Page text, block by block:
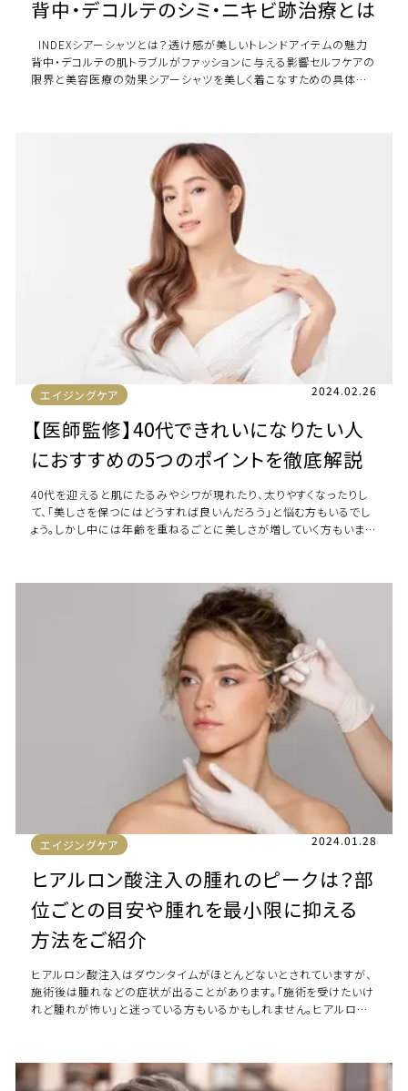
背中・デコルテのシミ・ニキビ跡治療とは
INDEXシアーシャツとは？透け感が美しいトレンドアイテムの魅力
背中・デコルテの肌トラブルがファッションに与える影響セルフケアの
限界と美容医療の効果シアーシャツを美しく着こなすための具体的
エイジングケア 2024.02.26
【医師監修】40代できれいになりたい人
におすすめの5つのポイントを徹底解説
40代を迎えると肌にたるみやシワが現れたり、太りやすくなったりし
て、「美しさを保つにはどうすれば良いんだろう」と悩む方もいるでし
ょう。しかし中には年齢を重ねるごとに美しさが増していく方もいま
エイジングケア 2024.01.28
ヒアルロン酸注入の腫れのピークは？部
位ごとの目安や腫れを最小限に抑える
方法をご紹介
ヒアルロン酸注入はダウンタイムがほとんどないとされていますが、
施術後は腫れなどの症状が出ることがあります。「施術を受けたいけ
れど腫れが怖い」と迷っている方もいるかもしれません。ヒアルロン